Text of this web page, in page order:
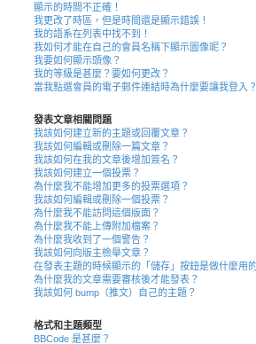
顯示的時間不正確！
我更改了時區，但是時間還是顯示錯誤！
我的語系在列表中找不到！
我如何才能在自己的會員名稱下顯示圖像呢？
我要如何顯示頭像？
我的等級是甚麼？要如何更改？
當我點選會員的電子郵件連結時為什麼要讓我登入？
發表文章相關問題
我該如何建立新的主題或回覆文章？
我該如何編輯或刪除一篇文章？
我該如何在我的文章後增加簽名？
我該如何建立一個投票？
為什麼我不能增加更多的投票選項？
我該如何編輯或刪除一個投票？
為什麼我不能訪問這個版面？
為什麼我不能上傳附加檔案？
為什麼我收到了一個警告？
我該如何向版主檢舉文章？
在發表主題的時候顯示的「儲存」按鈕是做什麼用
為什麼我的文章需要審核後才能發表？
我該如何 bump（推文）自己的主題？
格式和主題類型
BBCode 是甚麼？